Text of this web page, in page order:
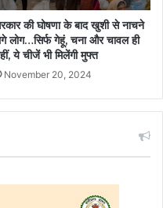
की घोषणा के बाद खुशी से नाचने
लोग…सिर्फ गेहूं, चना और चावल ही
ये चीजें भी मिलेंगी मुफ्त
November 20, 2024